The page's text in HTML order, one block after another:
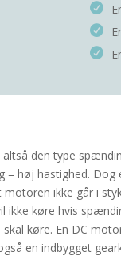
den type
høj hastighed.
ikke går i
køre hvis
køre. En DC
en indbygget